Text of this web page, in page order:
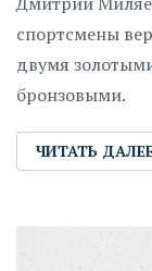
спортсмены
двумя
бронзовыми.
ЧИТАТЬ